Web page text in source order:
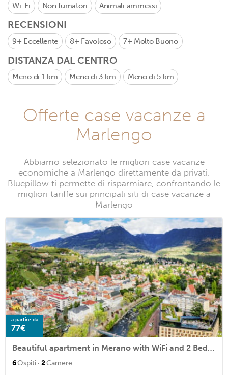
Wi-Fi Non fumatori Animali ammessi
RECENSIONI
9+ Eccellente 8+ Favoloso 7+ Molto Buono
DISTANZA DAL CENTRO
Meno di 1 km Meno di 3 km Meno di 5 km
Offerte case vacanze a
Marlengo
Abbiamo selezionato le migliori case vacanze
economiche a Marlengo direttamente da privati.
Bluepillow ti permette di risparmiare, confrontando le
migliori tariffe sui principali siti di case vacanze a
Marlengo
a partire da
77€
Beautiful apartment in Merano with WiFi and 2 Bedrooms
6Ospiti · 2Camere